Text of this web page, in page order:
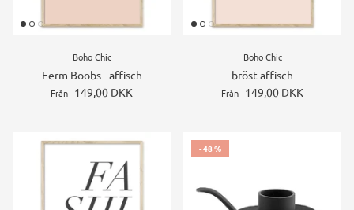
Boho Chic
Ferm Boobs - affisch
Från 149,00 DKK
Boho Chic
bröst affisch
Från 149,00 DKK
- 48 %